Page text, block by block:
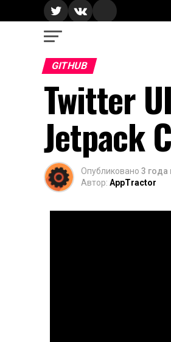
GITHUB
Twitter
Jetpack
Опубликовано 3 года
Автор: AppTractor